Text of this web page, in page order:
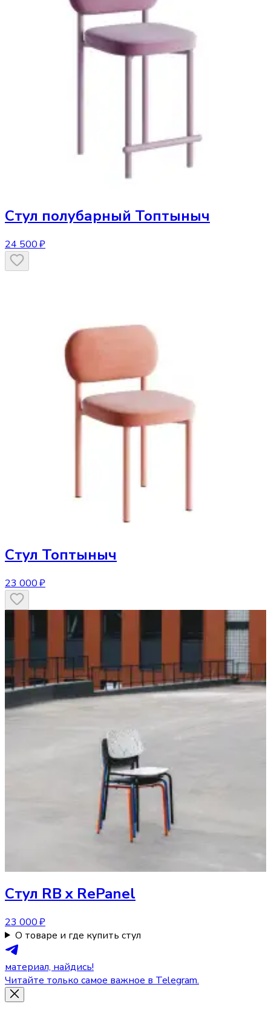
Стул полубарный Топтыныч
24 500 ₽
Стул Топтыныч
23 000 ₽
Стул RB x RePanel
23 000 ₽
О товаре и где купить стул
материал, найдись!
Читайте только самое важное в Telegram.